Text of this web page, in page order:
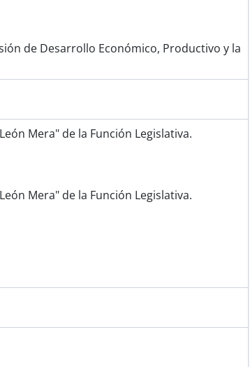
de Desarrollo Económico, Productivo y la
Mera" de la Función Legislativa.
Mera" de la Función Legislativa.